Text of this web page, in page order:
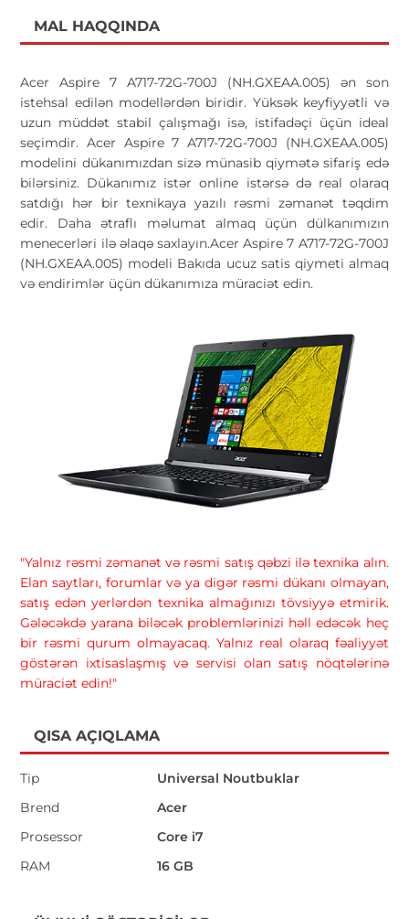
MAL HAQQINDA
Acer Aspire 7 A717-72G-700J (NH.GXEAA.005) ən son
istehsal edilən modellərdən biridir. Yüksək keyfiyyətli və
uzun müddət stabil çalışmağı isə, istifadəçi üçün ideal
seçimdir. Acer Aspire 7 A717-72G-700J (NH.GXEAA.005)
modelini dükanımızdan sizə münasib qiymətə sifariş edə
bilərsiniz. Dükanımız istər online istərsə də real olaraq
satdığı hər bir texnikaya yazılı rəsmi zəmanət təqdim
edir. Daha ətraflı məlumat almaq üçün dülkanımızın
menecerləri ilə əlaqə saxlayın.Acer Aspire 7 A717-72G-700J
(NH.GXEAA.005) modeli Bakıda ucuz satis qiymeti almaq
və endirimlər üçün dükanımıza müraciət edin.
"Yalnız rəsmi zəmanət və rəsmi satış qəbzi ilə texnika alın.
Elan saytları, forumlar və ya digər rəsmi dükanı olmayan,
satış edən yerlərdən texnika almağınızı tövsiyyə etmirik.
Gələcəkdə yarana biləcək problemlərinizi həll edəcək heç
bir rəsmi qurum olmayacaq. Yalnız real olaraq fəaliyyət
göstərən ixtisaslaşmış və servisi olan satış nöqtələrinə
müraciət edin!"
QISA AÇIQLAMA
Tip
Universal Noutbuklar
Brend
Acer
Prosessor
Core i7
RAM
16 GB